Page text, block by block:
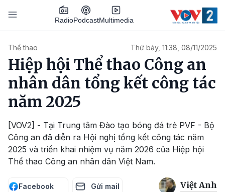
Nhảy đến nội dung
RadioPodcastMultimedia
Thể thao Thứ bảy, 11:38, 08/11/2025
Hiệp hội Thể thao Công an
nhân dân tổng kết công tác
năm 2025
[VOV2] - Tại Trung tâm Đào tạo bóng đá trẻ PVF - Bộ
Công an đã diễn ra Hội nghị tổng kết công tác năm
2025 và triển khai nhiệm vụ năm 2026 của Hiệp hội
Thể thao Công an nhân dân Việt Nam.
Facebook Gửi mail Việt Anh